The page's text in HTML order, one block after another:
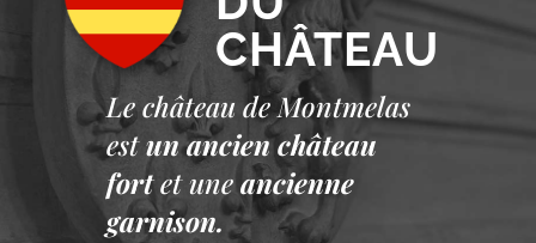
CHÂTEAU
Le château de Montmelas
est un ancien château
fort et une ancienne
garnison.